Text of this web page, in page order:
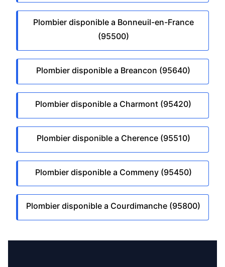
Plombier disponible a Bonneuil-en-France
(95500)
Plombier disponible a Breancon (95640)
Plombier disponible a Charmont (95420)
Plombier disponible a Cherence (95510)
Plombier disponible a Commeny (95450)
Plombier disponible a Courdimanche (95800)